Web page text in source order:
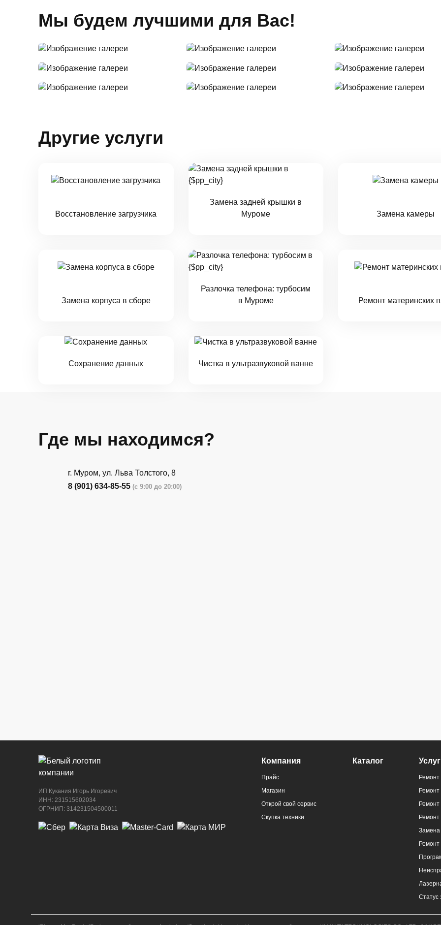
Мы будем лучшими для Вас!
Другие услуги
Восстановление загрузчика
Замена задней крышки в
Муроме
Замена камеры
Замена корпуса в сборе
Разлочка телефона: турбосим
в Муроме
Ремонт материнских
Сохранение данных Чистка в ультразвуковой ванне
Где мы находимся?
г. Муром, ул. Льва Толстого, 8
8 (901) 634-85-55 (с 9:00 до 20:00)
ИП Кукания Игорь Игоревич
ИНН: 231515602034
ОГРНИП: 314231504500011
Компания
Прайс
Магазин
Открой свой сервис
Скупка техники
Каталог
Ремонт
Ремонт
Ремонт
Замена
Статус